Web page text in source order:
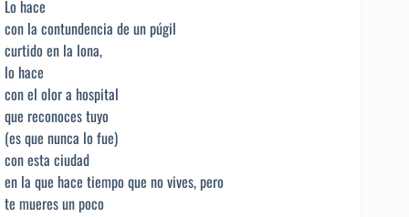
Lo hace
con la contundencia de un púgil
curtido en la lona,
lo hace
con el olor a hospital
que reconoces tuyo
(es que nunca lo fue)
con esta ciudad
en la que hace tiempo que no vives, pero
te mueres un poco